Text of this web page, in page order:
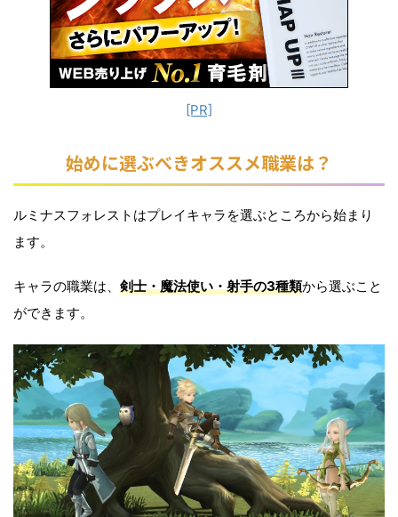
[PR]
始めに選ぶべきオススメ職業は？
ルミナスフォレストはプレイキャラを選ぶところから始まり
ます。
キャラの職業は、 剣士・魔法使い・射手の3種類から選ぶこと
ができます。